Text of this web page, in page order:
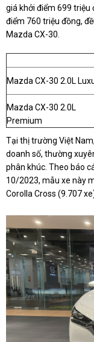
giá khởi điểm 699 triệu
điểm 760 triệu đồng,
Mazda CX-30.
Mazda CX-30 2.0L
Mazda CX-30 2.0L
Premium
Tại thị trường Việt
doanh số, thường
phân khúc. Theo báo
10/2023, mẫu xe này
Corolla Cross (9.707